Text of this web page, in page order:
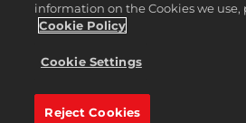
©2016-2026 Take-Two Interactive
Civilization, and their respective logos
Interactive Software, Inc. All
kizárólagos tulajdonát
information on the Cookies we use,
Cookie Policy
Cookie Settings
Reject Cookies